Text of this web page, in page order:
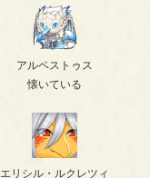
アルペストゥス
懐いている
エリシル・ルクレツィ